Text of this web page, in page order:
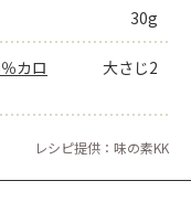
30g
カロ
大さじ2
レシピ提供：味の素KK